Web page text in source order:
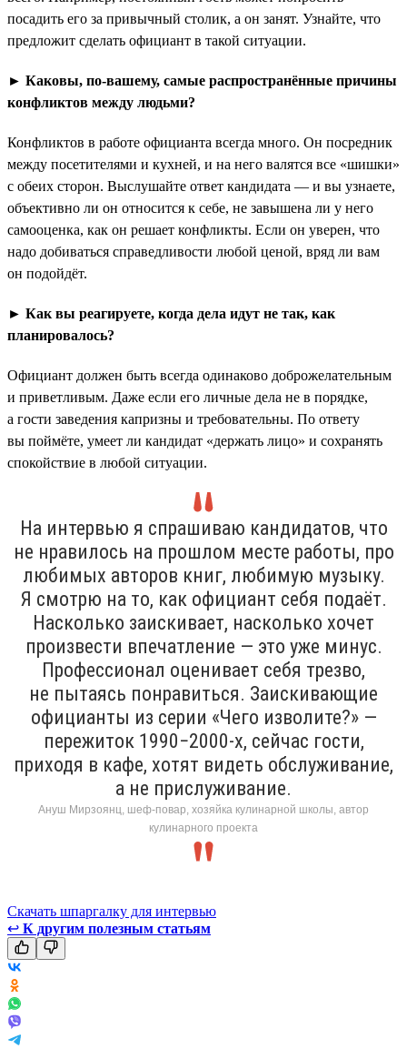
посадить его за привычный столик, а он занят. Узнайте, что
предложит сделать официант в такой ситуации.
► Каковы, по-вашему, самые распространённые причины
конфликтов между людьми?
Конфликтов в работе официанта всегда много. Он посредник
между посетителями и кухней, и на него валятся все «шишки»
с обеих сторон. Выслушайте ответ кандидата — и вы узнаете,
объективно ли он относится к себе, не завышена ли у него
самооценка, как он решает конфликты. Если он уверен, что
надо добиваться справедливости любой ценой, вряд ли вам
он подойдёт.
► Как вы реагируете, когда дела идут не так, как
планировалось?
Официант должен быть всегда одинаково доброжелательным
и приветливым. Даже если его личные дела не в порядке,
а гости заведения капризны и требовательны. По ответу
вы поймёте, умеет ли кандидат «держать лицо» и сохранять
спокойствие в любой ситуации.
На интервью я спрашиваю кандидатов, что
не нравилось на прошлом месте работы, про
любимых авторов книг, любимую музыку.
Я смотрю на то, как официант себя подаёт.
Насколько заискивает, насколько хочет
произвести впечатление — это уже минус.
Профессионал оценивает себя трезво,
не пытаясь понравиться. Заискивающие
официанты из серии «Чего изволите?» —
пережиток 1990−2000-х, сейчас гости,
приходя в кафе, хотят видеть обслуживание,
а не прислуживание.
Ануш Мирзоянц, шеф-повар, хозяйка кулинарной школы, автор
кулинарного проекта
Скачать шпаргалку для интервью
↩ К другим полезным статьям